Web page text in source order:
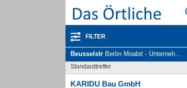
FILTER
Beusselstr Berlin Moabit - Unternehmen und Personen
Standardtreffer
KARIDU Bau GmbH